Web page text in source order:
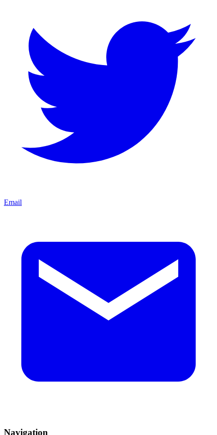
Email
Navigation